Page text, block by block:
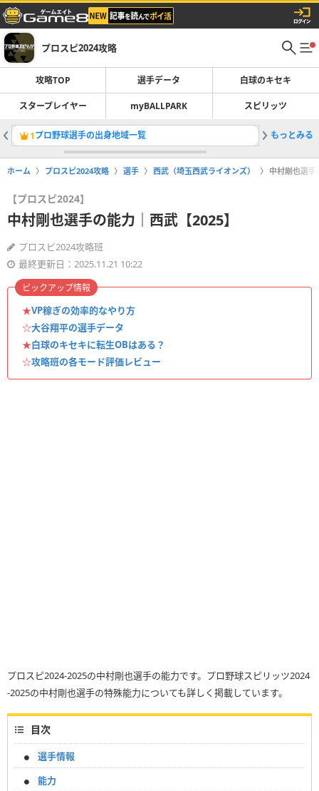
プロスピ2024攻略
攻略TOP 選手データ 白球のキセキ
スタープレイヤー myBALLPARK スピリッツ
1プロ野球選手の出身地域一覧 2育成の
もっとみる
ホーム プロスピ2024攻略 選手 西武（埼玉西武ライオンズ） 中村剛也選
【プロスピ2024】
中村剛也選手の能力｜西武【2025】
プロスピ2024攻略班
最終更新日：2025.11.21 10:22
★VP稼ぎの効率的なやり方
☆大谷翔平の選手データ
★白球のキセキに転生OBはある？
☆攻略班の各モード評価レビュー
ピックアップ情報
プロスピ2024-2025の中村剛也選手の能力です。プロ野球スピリッツ2024
-2025の中村剛也選手の特殊能力についても詳しく掲載しています。
目次
選手情報
能力